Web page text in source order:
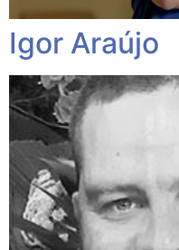
Igor Araújo